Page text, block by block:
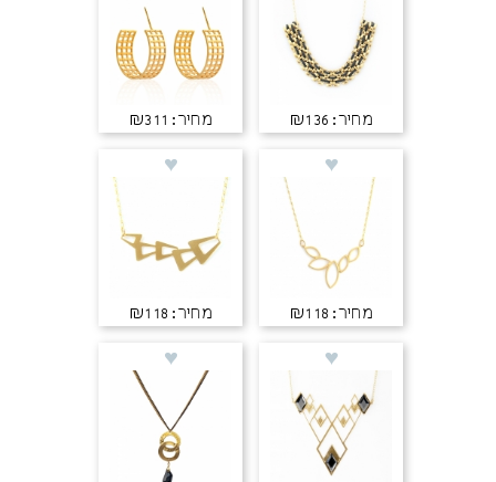
מחיר: ₪136 מחיר: ₪311
מחיר: ₪118 מחיר: ₪118